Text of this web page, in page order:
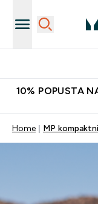
10% POPUSTA
Home MP